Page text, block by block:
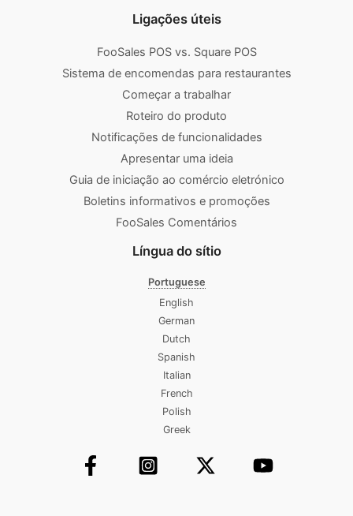
Ligações úteis
FooSales POS vs. Square POS
Sistema de encomendas para restaurantes
Começar a trabalhar
Roteiro do produto
Notificações de funcionalidades
Apresentar uma ideia
Guia de iniciação ao comércio eletrónico
Boletins informativos e promoções
FooSales Comentários
Língua do sítio
Portuguese
English
German
Dutch
Spanish
Italian
French
Polish
Greek